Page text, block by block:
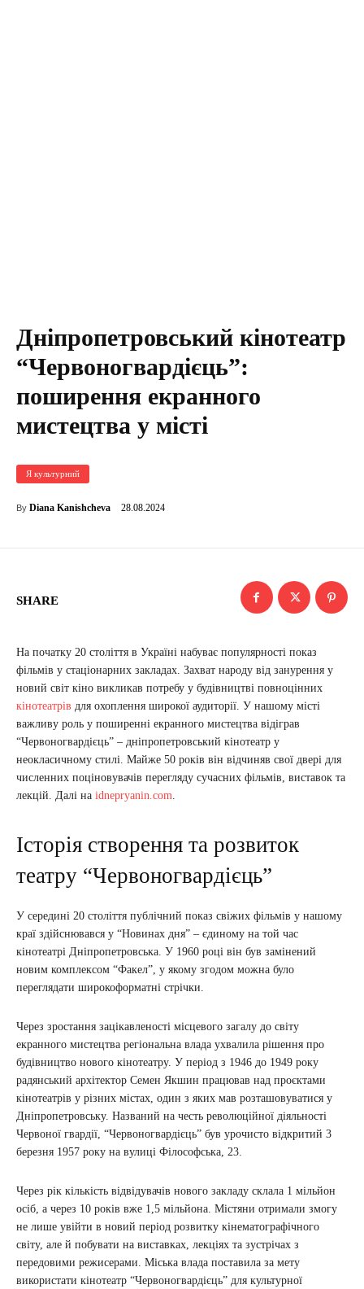
Дніпропетровський кінотеатр
“Червоногвардієць”:
поширення екранного
мистецтва у місті
Я культурний
By Diana Kanishcheva 28.08.2024
SHARE
На початку 20 століття в Україні набуває популярності показ
фільмів у стаціонарних закладах. Захват народу від занурення у
новий світ кіно викликав потребу у будівництві повноцінних
кінотеатрів для охоплення широкої аудиторії. У нашому місті
важливу роль у поширенні екранного мистецтва відіграв
“Червоногвардієць” – дніпропетровський кінотеатр у
неокласичному стилі. Майже 50 років він відчиняв свої двері для
численних поціновувачів перегляду сучасних фільмів, виставок та
лекцій. Далі на idnepryanin.com.
Історія створення та розвиток
театру “Червоногвардієць”
У середині 20 століття публічний показ свіжих фільмів у нашому
краї здійснювався у “Новинах дня” – єдиному на той час
кінотеатрі Дніпропетровська. У 1960 році він був замінений
новим комплексом “Факел”, у якому згодом можна було
переглядати широкоформатні стрічки.
Через зростання зацікавленості місцевого загалу до світу
екранного мистецтва регіональна влада ухвалила рішення про
будівництво нового кінотеатру. У період з 1946 до 1949 року
радянський архітектор Семен Якшин працював над проєктами
кінотеатрів у різних містах, один з яких мав розташовуватися у
Дніпропетровську. Названий на честь революційної діяльності
Червоної гвардії, “Червоногвардієць” був урочисто відкритий 3
березня 1957 року на вулиці Філософська, 23.
Через рік кількість відвідувачів нового закладу склала 1 мільйон
осіб, а через 10 років вже 1,5 мільйона. Містяни отримали змогу
не лише увійти в новий період розвитку кінематографічного
світу, але й побувати на виставках, лекціях та зустрічах з
передовими режисерами. Міська влада поставила за мету
використати кінотеатр “Червоногвардієць” для культурної